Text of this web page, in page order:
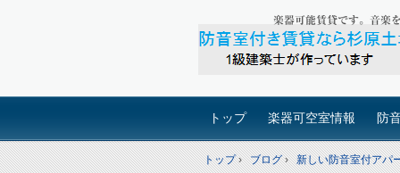
楽器可能賃貸です。音楽
トップ 楽器可空室情報 防
トップ› ブログ› 新しい防音室付アパ